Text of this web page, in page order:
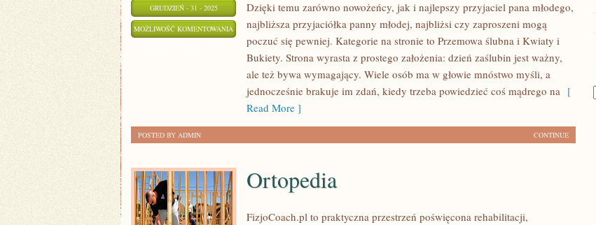
GRUDZIEŃ - 31 - 2025
MOŻLIWOŚĆ KOMENTOWANIA WESELNE
PORADY
Dzięki temu zarówno nowożeńcy, jak i najlepszy przyjaciel pana młodego,
najbliższa przyjaciółka panny młodej, najbliżsi czy zaproszeni mogą
poczuć się pewniej. Kategorie na stronie to Przemowa ślubna i Kwiaty i
Bukiety. Strona wyrasta z prostego założenia: dzień zaślubin jest ważny,
ale też bywa wymagający. Wiele osób ma w głowie mnóstwo myśli, a
jednocześnie brakuje im zdań, kiedy trzeba powiedzieć coś mądrego na [
Read More ]
CONTINUE
POSTED BY ADMIN
Ortopedia
FizjoCoach.pl to praktyczna przestrzeń poświęcona rehabilitacji,